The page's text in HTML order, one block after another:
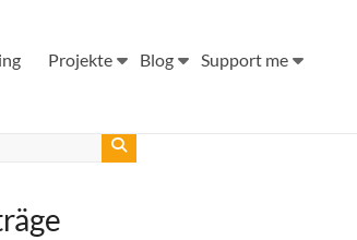
Projekte Blog Support me